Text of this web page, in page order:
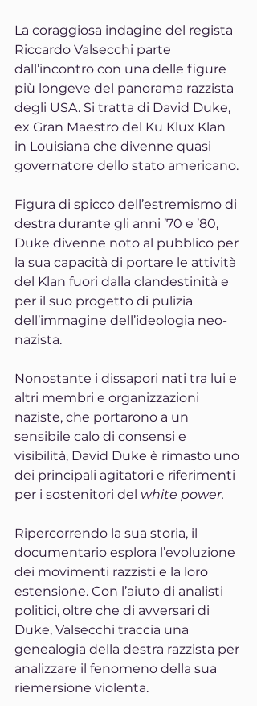
La coraggiosa indagine del regista
Riccardo Valsecchi parte
dall’incontro con una delle figure
più longeve del panorama razzista
degli USA. Si tratta di David Duke,
ex Gran Maestro del Ku Klux Klan
in Louisiana che divenne quasi
governatore dello stato americano.
Figura di spicco dell’estremismo di
destra durante gli anni ’70 e ’80,
Duke divenne noto al pubblico per
la sua capacità di portare le attività
del Klan fuori dalla clandestinità e
per il suo progetto di pulizia
dell’immagine dell’ideologia neo-
nazista.
Nonostante i dissapori nati tra lui e
altri membri e organizzazioni
naziste, che portarono a un
sensibile calo di consensi e
visibilità, David Duke è rimasto uno
dei principali agitatori e riferimenti
per i sostenitori del white power.
Ripercorrendo la sua storia, il
documentario esplora l’evoluzione
dei movimenti razzisti e la loro
estensione. Con l’aiuto di analisti
politici, oltre che di avversari di
Duke, Valsecchi traccia una
genealogia della destra razzista per
analizzare il fenomeno della sua
riemersione violenta.